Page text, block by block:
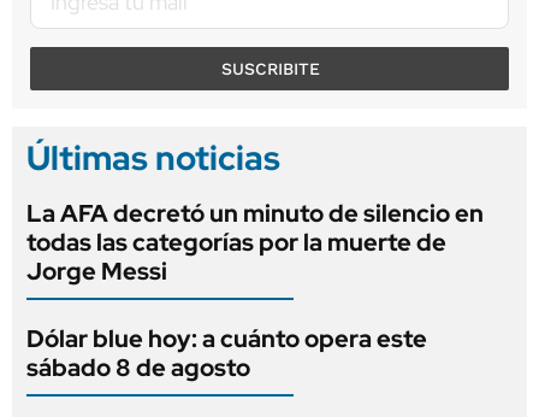
SUSCRIBITE
Últimas noticias
La AFA decretó un minuto de silencio en
todas las categorías por la muerte de
Jorge Messi
Dólar blue hoy: a cuánto opera este
sábado 8 de agosto